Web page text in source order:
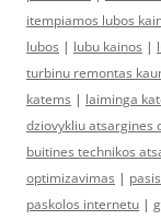
itempiamos lubos
lubos | lubu kainos |
turbinu remontas
katems | laiminga
dziovykliu atsargines
buitines technikos
optimizavimas |
paskolos internetu |